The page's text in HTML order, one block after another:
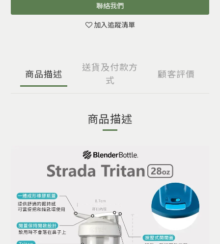
聯絡我們
加入追蹤清單
商品描述
送貨及付款方
式
顧客評價
商品描述